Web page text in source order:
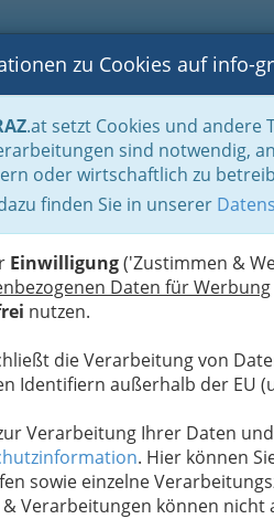
BLOGS FOTOS G
zu Cookies auf info-
.at setzt Cookies und andere
sind notwendig,
oder wirtschaftlich zu
finden Sie in unserer
Einwilligung('Zustimmen &
Daten für Werbung
nutzen.
die Verarbeitung von
Identifiern außerhalb der EU
Verarbeitung Ihrer Daten
. Hier können
sowie einzelne
& Verarbeitungen können nicht
& Handwerk, Gliederung der WKO
mbH & CO